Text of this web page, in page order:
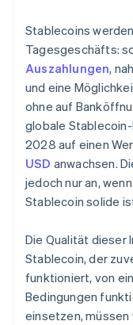
Ruf und
Stablecoins
Tagesgeschäfts:
Auszahlungen,
und eine
ohne auf
globale
2028 auf einen
USD anwachsen.
jedoch nur an,
Stablecoin solide
Die Qualität dieser
Stablecoin, der
funktioniert, von
Bedingungen
einsetzen, müssen